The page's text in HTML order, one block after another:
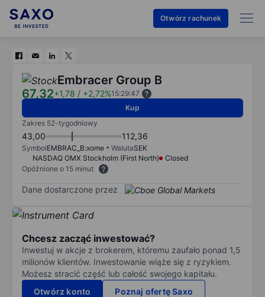
Otwórz rachunek
Embracer Group B
67,32+1,78 / +2,72%15:29:47
Kup
Zakres 52-tygodniowy
43,00 112,36
SymbolEMBRAC_B:xome WalutaSEK
NASDAQ OMX Stockholm (First North)
Closed
Opóźnione o 15 minut
Dane dostarczone przez
Chcesz zacząć inwestować?
Inwestuj w akcje z brokerem, któremu zaufało ponad 1,5
milionów klientów. Inwestowanie wiąże się z ryzykiem.
Możesz stracić część lub całość swojego kapitału.
Otwórz konto
Poznaj ofertę Saxo